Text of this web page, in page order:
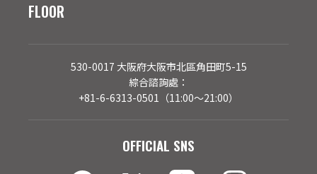
FLOOR
530-0017 大阪府大阪市北區角田町5-15
綜合諮詢處：
+81-6-6313-0501（11:00～21:00）
OFFICIAL SNS